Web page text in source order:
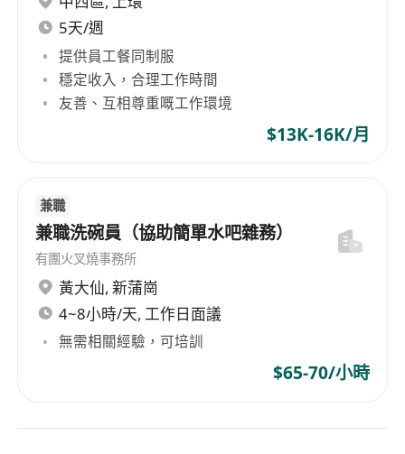
5天/週
提供員工餐同制服
穩定收入，合理工作時間
友善、互相尊重嘅工作環境
$13K-16K/月
兼職
兼職洗碗員（協助簡單水吧雜務）
有團火叉燒事務所
黃大仙, 新蒲崗
4~8小時/天, 工作日面議
無需相關經驗，可培訓
$65-70/小時